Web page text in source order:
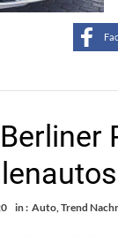
in : Auto,Trend